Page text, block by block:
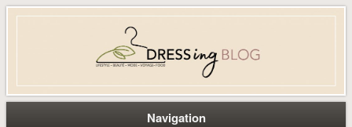
Dress-ing – Blog lifestyle beauté
mode à Caen
Navigation